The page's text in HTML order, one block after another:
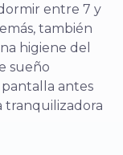
entre 7 y
también
higiene del
sueño
antes
tranquilizadora